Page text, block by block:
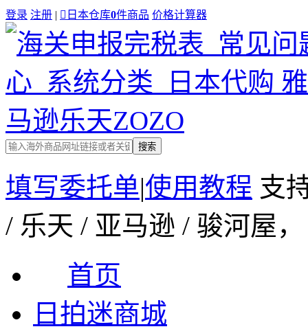
登录 注册 |  日本仓库0件商品 价格计算器
搜索
填写委托单|使用教程 支
/ 乐天 / 亚马逊 / 骏河屋
首页
日拍迷商城